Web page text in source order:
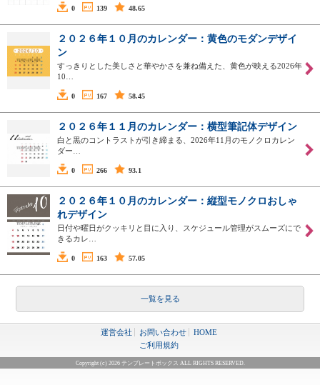
0 139 48.65
２０２６年１０月のカレンダー：黄色のモダンデザイ
ン
すっきりとした美しさと華やかさを兼ね備えた、黄色が映える2026年
10…
0 167 58.45
２０２６年１１月のカレンダー：横型筆記体デザイン
白と黒のコントラストが引き締まる、2026年11月のモノクロカレン
ダー…
0 266 93.1
２０２６年１０月のカレンダー：縦型モノクロおしゃ
れデザイン
日付や曜日がクッキリと目に入り、スケジュール管理がスムーズにで
きるカレ…
0 163 57.05
一覧を見る
運営会社 お問い合わせ
HOME
ご利用規約
Copyright (c) 2026 テンプレートボックス ALL RIGHTS RESERVED.